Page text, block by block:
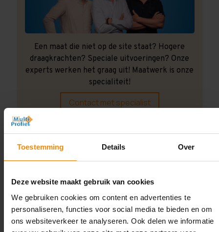
Toestemming Details Over
Deze website maakt gebruik van cookies
We gebruiken cookies om content en advertenties te
personaliseren, functies voor social media te bieden en om
ons websiteverkeer te analyseren. Ook delen we informatie
Een maat die niet op de site staat? Hogere
draagkrachten? Speciale uitvoeringen? Onze
experts werken het graag uit! Maatwerk is onze
specialiteit!
Contact met specialist
Montage uitbesteden?
Laat ons het doen!